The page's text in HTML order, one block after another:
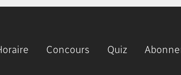
Concours Quiz